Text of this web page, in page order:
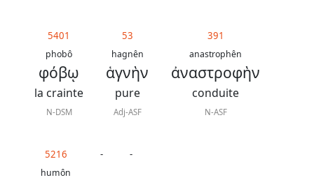
5401
phobô
φόβῳ
la crainte
N-DSM
53
hagnên
ἁγνὴν
pure
Adj-ASF
391
anastrophên
ἀναστροφὴν
conduite
N-ASF
5216
humôn
- -